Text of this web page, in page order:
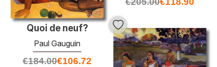
Quoi de neuf?
Paul Gauguin
€184.00€106.72